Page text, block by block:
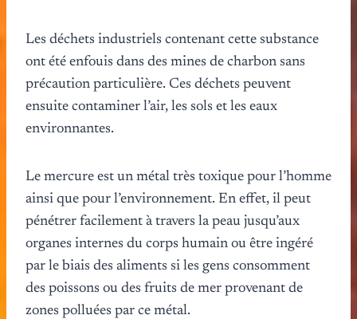
Les déchets industriels contenant cette substance
ont été enfouis dans des mines de charbon sans
précaution particulière. Ces déchets peuvent
ensuite contaminer l’air, les sols et les eaux
environnantes.
Le mercure est un métal très toxique pour l’homme
ainsi que pour l’environnement. En effet, il peut
pénétrer facilement à travers la peau jusqu’aux
organes internes du corps humain ou être ingéré
par le biais des aliments si les gens consomment
des poissons ou des fruits de mer provenant de
zones polluées par ce métal.